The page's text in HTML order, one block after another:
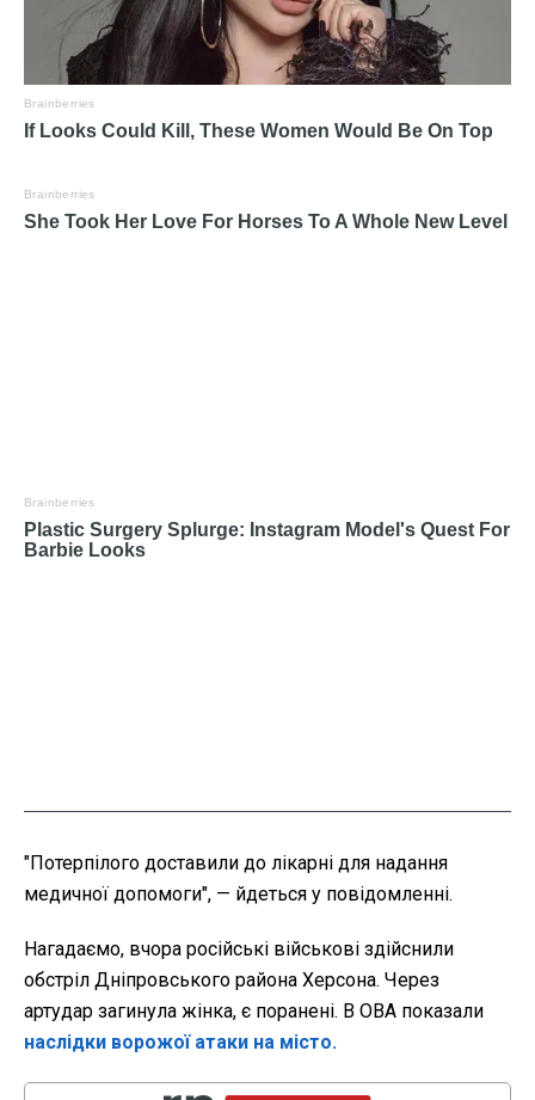
"Потерпілого доставили до лікарні для надання
медичної допомоги", — йдеться у повідомленні.
Нагадаємо, вчора російські військові здійснили
обстріл Дніпровського района Херсона. Через
артудар загинула жінка, є поранені. В ОВА показали
наслідки ворожої атаки на місто.